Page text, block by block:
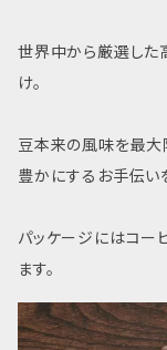
世界中から厳選し
け。
豆本来の風味を最大
豊かにするお手伝い
パッケージにはコー
ます。